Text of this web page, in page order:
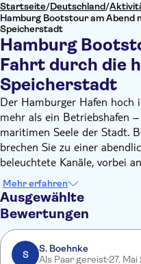
Startseite/Deutschland/
Hamburg Bootstour am Abend
Speicherstadt
Hamburg
Fahrt durch die
Speicherstadt
Der Hamburger Hafen
mehr als ein Betriebshafen
maritimen Seele der Stadt.
brechen Sie zu einer
beleuchtete Kanäle, vorbei
mitten hinein in das Herz
Europas führt – begleitet
sachkundigen Kapitän.
Ein besonderer Höhepunkt
der sanften Dämmerung
und spiegeln sich im
Mehr erfahren
Ausgewählte
Bewertungen
S
S. Boehnke
Als Paar gereist27.